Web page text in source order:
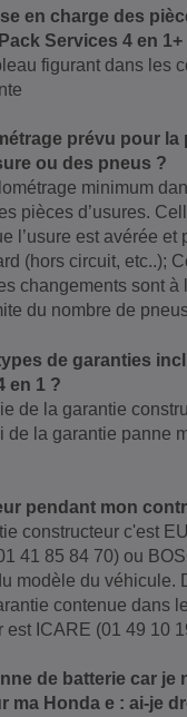
en charge des
Services 4 en 1+
figurant dans les
prévu pour la
ou des pneus ?
minimum
pièces d’usures.
l’usure est avérée et
(hors circuit, etc..);
changements sont à
du nombre de
de garanties
en 1 ?
de la garantie
de la garantie panne
pendant mon
constructeur c'est
41 85 84 70) ou
modèle du véhicule.
contenue dans
est ICARE (01 49 10
de batterie car je
ma Honda e : ai-je